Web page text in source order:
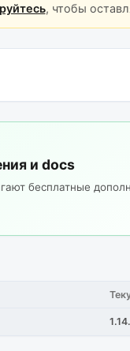
, чтобы
и docs
бесплатные